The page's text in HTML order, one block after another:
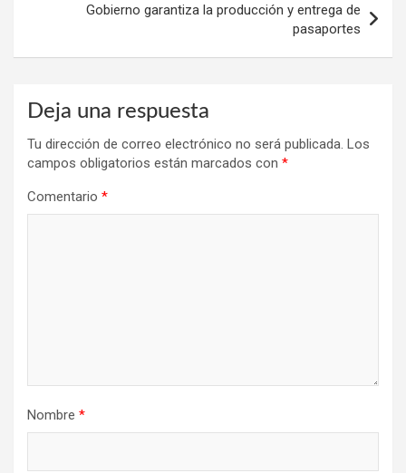
Gobierno garantiza la producción y entrega de
pasaportes
Deja una respuesta
Tu dirección de correo electrónico no será publicada. Los
campos obligatorios están marcados con *
Comentario *
Nombre *